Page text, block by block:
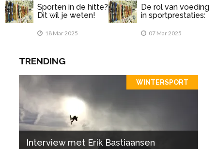
Sporten in de hitte?
Dit wil je weten!
18 Mar 2025
De rol van voeding
in sportprestaties:
na het sporten?
07 Mar 2025
TRENDING
WINTERSPORT
Interview met Erik Bastiaansen